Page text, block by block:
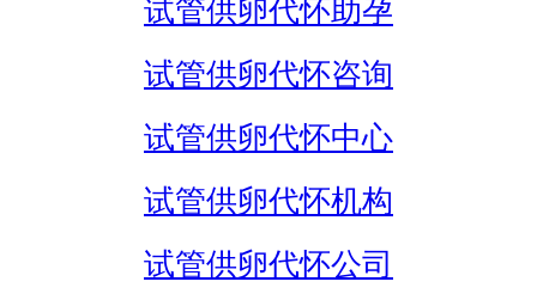
试管供卵代怀助孕
试管供卵代怀咨询
试管供卵代怀中心
试管供卵代怀机构
试管供卵代怀公司